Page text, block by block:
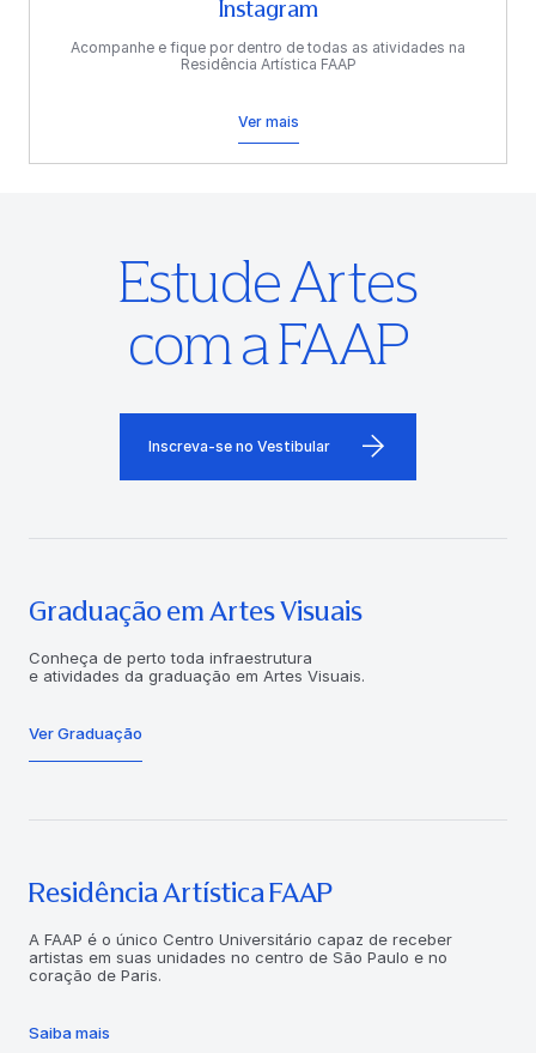
Instagram
Acompanhe e fique por dentro de todas as atividades na
Residência Artística FAAP
Ver mais
Estude Artes
com a FAAP
Inscreva-se no Vestibular
Graduação em Artes Visuais
Conheça de perto toda infraestrutura
e atividades da graduação em Artes Visuais.
Ver Graduação
Residência Artística FAAP
A FAAP é o único Centro Universitário capaz de receber
artistas em suas unidades no centro de São Paulo e no
coração de Paris.
Saiba mais